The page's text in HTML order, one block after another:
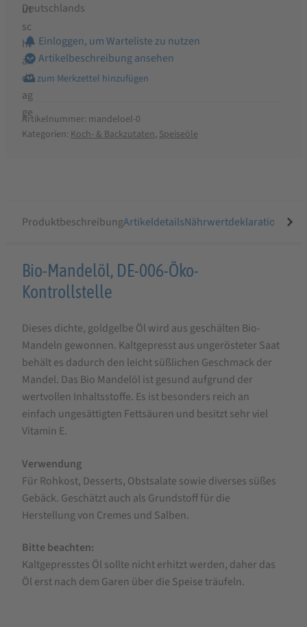
Deutschlands
Einloggen, um Warteliste zu nutzen
Artikelbeschreibung ansehen
Artikelnummer: mandeloel-0
Kategorien: Koch- & Backzutaten,Speiseöle
ProduktbeschreibungArtikeldetailsNährwertdeklaration
Produktbeschreibung
für
Ditzingen
Bio-
Mandelöl,
kaltgepresst
Bio-Mandelöl, DE-006-Öko-
Kontrollstelle
Dieses dichte, goldgelbe Öl wird aus geschälten Bio-
Mandeln gewonnen. Kaltgepresst aus ungerösteter Saat
behält es dadurch den leicht süßlichen Geschmack der
Mandel. Das Bio Mandelöl ist gesund aufgrund der
wertvollen Inhaltsstoffe. Es ist besonders reich an
einfach ungesättigten Fettsäuren und besitzt sehr viel
Vitamin E.
Verwendung
Für Rohkost, Desserts, Obstsalate sowie diverses süßes
Gebäck. Geschätzt auch als Grundstoff für die
Herstellung von Cremes und Salben.
Bitte beachten:
Kaltgepresstes Öl sollte nicht erhitzt werden, daher das
Öl erst nach dem Garen über die Speise träufeln.